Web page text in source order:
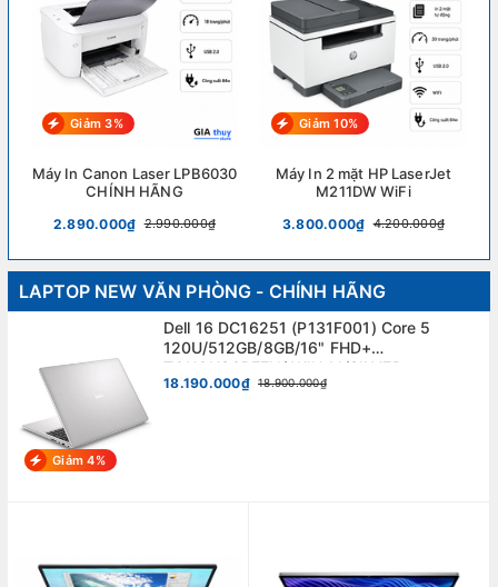
Giảm 3%
Máy In Canon Laser LPB6030
CHÍNH HÃNG
2.890.000₫ 2.990.000₫
Giảm 10%
Máy In 2 mặt HP LaserJet
M211DW WiFi
3.800.000₫ 4.200.000₫
LAPTOP NEW VĂN PHÒNG - CHÍNH HÃNG
Giảm 4%
Dell 16 DC16251 (P131F001) Core 5
120U/512GB/8GB/16" FHD+
TOUCHSCREEN/ WIN 11/SILVER.
18.190.000₫ 18.900.000₫